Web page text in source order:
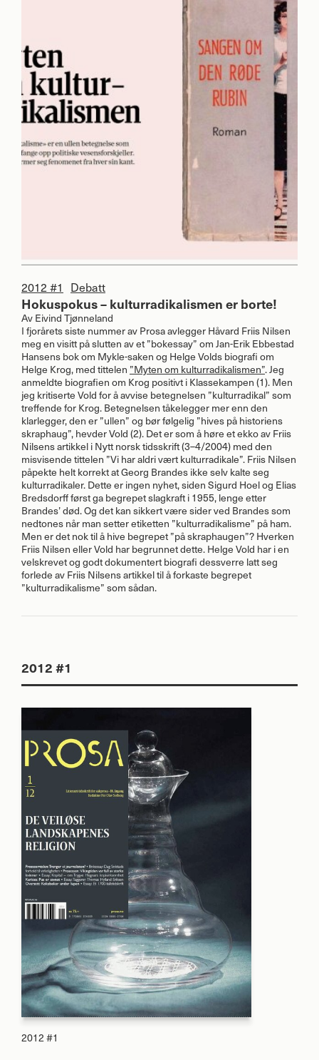
2012 #1 Debatt
Hokuspokus – kulturradikalismen er borte!
Av Eivind Tjønneland
I fjorårets siste nummer av Prosa avlegger Håvard Friis Nilsen
meg en visitt på slutten av et ”bokessay” om Jan-Erik Ebbestad
Hansens bok om Mykle-saken og Helge Volds biografi om
Helge Krog, med tittelen ”Myten om kulturradikalismen”. Jeg
anmeldte biografien om Krog positivt i Klassekampen (1). Men
jeg kritiserte Vold for å avvise betegnelsen ”kulturradikal” som
treffende for Krog. Betegnelsen tåkelegger mer enn den
klarlegger, den er ”ullen” og bør følgelig ”hives på historiens
skraphaug”, hevder Vold (2). Det er som å høre et ekko av Friis
Nilsens artikkel i Nytt norsk tidsskrift (3–4/2004) med den
misvisende tittelen ”Vi har aldri vært kulturradikale”. Friis Nilsen
påpekte helt korrekt at Georg Brandes ikke selv kalte seg
kulturradikaler. Dette er ingen nyhet, siden Sigurd Hoel og Elias
Bredsdorff først ga begrepet slagkraft i 1955, lenge etter
Brandes’ død. Og det kan sikkert være sider ved Brandes som
nedtones når man setter etiketten ”kulturradikalisme” på ham.
Men er det nok til å hive begrepet ”på skraphaugen”? Hverken
Friis Nilsen eller Vold har begrunnet dette. Helge Vold har i en
velskrevet og godt dokumentert biografi dessverre latt seg
forlede av Friis Nilsens artikkel til å forkaste begrepet
”kulturradikalisme” som sådan.
2012 #1
2012 #1